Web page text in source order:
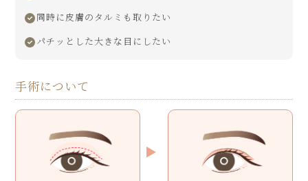
同時に皮膚のタルミも取りたい
パチッとした大きな目にしたい
手術について